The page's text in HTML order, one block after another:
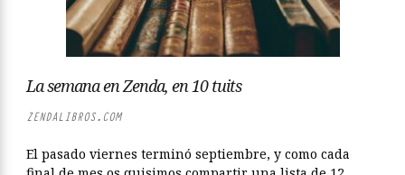
La semana en Zenda, en 10 tuits
ZENDALIBROS.COM
El pasado viernes terminó septiembre, y como cada